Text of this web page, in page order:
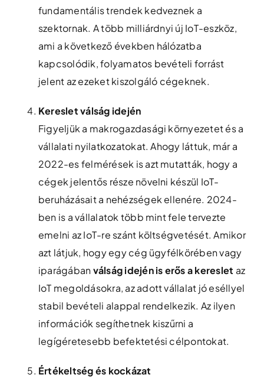
fundamentális trendek kedveznek a
szektornak. A több milliárdnyi új IoT-eszköz,
ami a következő években hálózatba
kapcsolódik, folyamatos bevételi forrást
jelent az ezeket kiszolgáló cégeknek.
Kereslet válság idején
Figyeljük a makrogazdasági környezetet és a
vállalati nyilatkozatokat. Ahogy láttuk, már a
2022-es felmérések is azt mutatták, hogy a
cégek jelentős része növelni készül IoT-
beruházásait a nehézségek ellenére​. 2024-
ben is a vállalatok több mint fele tervezte
emelni az IoT-re szánt költségvetését​. Amikor
azt látjuk, hogy egy cég ügyfélkörében vagy
iparágábanválság idején is erős a kereslet az
IoT megoldásokra, az adott vállalat jó eséllyel
stabil bevételi alappal rendelkezik. Az ilyen
információk segíthetnek kiszűrni a
legígéretesebb befektetési célpontokat.
Értékeltség és kockázat